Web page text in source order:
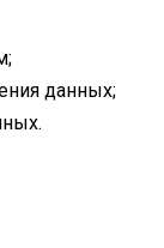
данных;